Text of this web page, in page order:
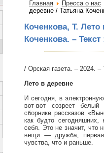
Главная
Пресса о нас
деревне / Татьяна
Коченкова, Т. Лето
Коченкова. –
/ Орская газета. – 2024.
Лето в деревне
И сегодня, в
вот-вот созреет
сборнике рассказов
как будто
себя. Это не значит, что
вещи — дружба,
чувства, что и раньше.